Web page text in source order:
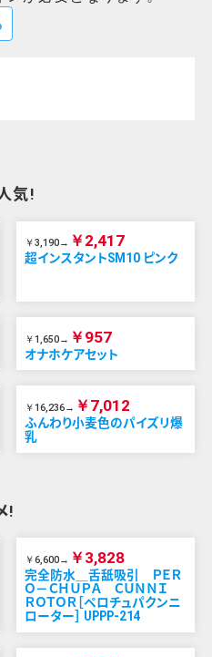
気!
￥3,190→ ￥2,417
超インスタントSM10 ピンク
￥1,650→ ￥957
オナホケアセット
￥16,236→ ￥7,012
ふんわり小麦色のパイズリ爆
乳
!
￥6,600→ ￥3,828
完全防水＿舌舐吸引 ＰＥＲ
Ｏ－ＣＨＵＰＡ ＣＵＮＮＩ
ＲＯＴＯＲ［ペロチュパクンニ
ローター］ UPPP-214